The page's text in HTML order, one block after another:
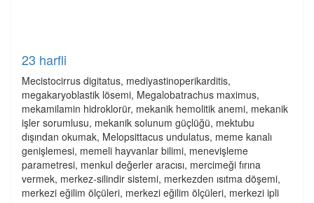
23 harfli
Mecistocirrus digitatus, mediyastinoperikarditis,
megakaryoblastik lösemi, Megalobatrachus maximus,
mekamilamin hidroklorür, mekanik hemolitik anemi, mekanik
işler sorumlusu, mekanik solunum güçlüğü, mektubu
dışından okumak, Melopsittacus undulatus, meme kanalı
genişlemesi, memeli hayvanlar bilimi, menevişleme
parametresi, menkul değerler aracısı, mercimeği fırına
vermek, merkez-silindir sistemi, merkezden ısıtma döşemi,
merkezi eğilim ölçüleri, merkezi eğilim ölçüleri, merkezi ipli